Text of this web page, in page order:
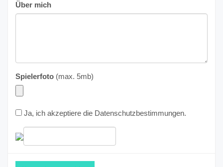
Über mich
Spielerfoto (max. 5mb)
Ja, ich akzeptiere die Datenschutzbestimmungen.